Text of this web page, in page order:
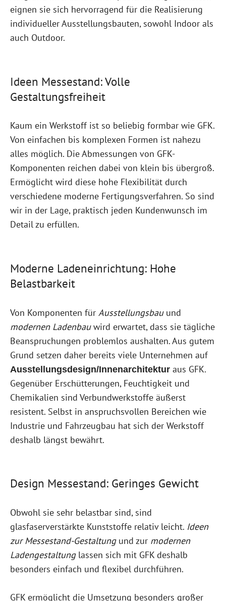
eignen sie sich hervorragend für die Realisierung
individueller Ausstellungsbauten, sowohl Indoor als
auch Outdoor.
Ideen Messestand: Volle
Gestaltungsfreiheit
Kaum ein Werkstoff ist so beliebig formbar wie GFK.
Von einfachen bis komplexen Formen ist nahezu
alles möglich. Die Abmessungen von GFK-
Komponenten reichen dabei von klein bis übergroß.
Ermöglicht wird diese hohe Flexibilität durch
verschiedene moderne Fertigungsverfahren. So sind
wir in der Lage, praktisch jeden Kundenwunsch im
Detail zu erfüllen.
Moderne Ladeneinrichtung: Hohe
Belastbarkeit
Von Komponenten für Ausstellungsbau und
modernen Ladenbauwird erwartet, dass sie tägliche
Beanspruchungen problemlos aushalten. Aus gutem
Grund setzen daher bereits viele Unternehmen auf
Ausstellungsdesign/Innenarchitektur aus GFK.
Gegenüber Erschütterungen, Feuchtigkeit und
Chemikalien sind Verbundwerkstoffe äußerst
resistent. Selbst in anspruchsvollen Bereichen wie
Industrie und Fahrzeugbau hat sich der Werkstoff
deshalb längst bewährt.
Design Messestand: Geringes Gewicht
Obwohl sie sehr belastbar sind, sind
glasfaserverstärkte Kunststoffe relativ leicht. Ideen
zur Messestand-Gestaltungund zur modernen
Ladengestaltunglassen sich mit GFK deshalb
besonders einfach und flexibel durchführen.
GFK ermöglicht die Umsetzung besonders großer